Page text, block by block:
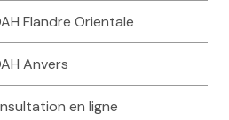
Flandre Orientale
Anvers
en ligne